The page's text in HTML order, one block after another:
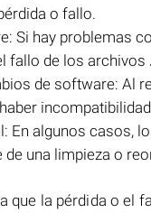
o fallo.
Si hay problemas
fallo de los archivos
de software: Al
En algunos casos,
una limpieza o
que la pérdida o el